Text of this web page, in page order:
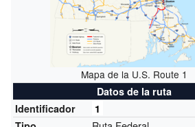
Mapa de la U.S. Route 1
Datos de la ruta
Identificador
1